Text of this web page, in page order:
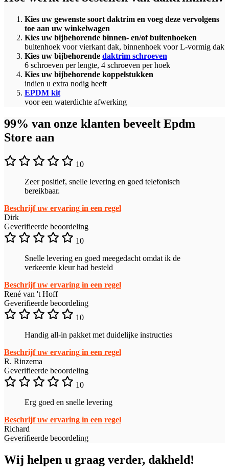
Kies uw gewenste soort daktrim en voeg deze vervolgens
toe aan uw winkelwagen
Kies uw bijbehorende binnen- en/of buitenhoeken
buitenhoek voor vierkant dak, binnenhoek voor L-vormig dak
Kies uw bijbehorende daktrim schroeven
6 schroeven per lengte, 4 schroeven per hoek
Kies uw bijbehorende koppelstukken
indien u extra nodig heeft
EPDM kit
voor een waterdichte afwerking
99% van onze klanten beveelt Epdm
Store aan
10
Zeer positief, snelle levering en goed telefonisch
bereikbaar.
Beschrijf uw ervaring in een regel
Dirk
Geverifieerde beoordeling
10
Snelle levering en goed meegedacht omdat ik de
verkeerde kleur had besteld
Beschrijf uw ervaring in een regel
René van 't Hoff
Geverifieerde beoordeling
10
Handig all-in pakket met duidelijke instructies
Beschrijf uw ervaring in een regel
R. Rinzema
Geverifieerde beoordeling
10
Erg goed en snelle levering
Beschrijf uw ervaring in een regel
Richard
Geverifieerde beoordeling
Wij helpen u graag verder, dakheld!